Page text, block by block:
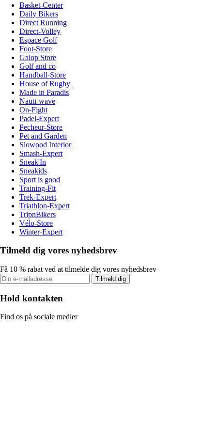
Basket-Center
Daily Bikers
Direct Running
Direct-Volley
Espace Golf
Foot-Store
Galop Store
Golf and co
Handball-Store
House of Rugby
Made in Paradis
Nauti-wave
On-Fight
Padel-Expert
Pecheur-Store
Pet and Garden
Slowood Interior
Smash-Expert
Sneak'In
Sneakids
Sport is good
Training-Fit
Trek-Expert
Triathlon-Expert
TripnBikers
Vélo-Store
Winter-Expert
Tilmeld dig vores nyhedsbrev
Få 10 % rabat ved at tilmelde dig vores nyhedsbrev
Tilmeld dig
Hold kontakten
Find os på sociale medier